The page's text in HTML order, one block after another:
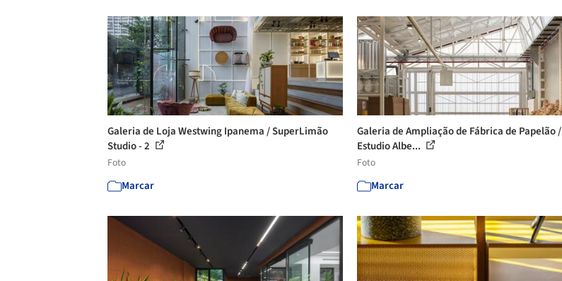
Galeria de Loja Westwing Ipanema / SuperLimão
Studio - 2
Foto
Marcar
Galeria de Ampliação de Fábrica de Papelão /
Estudio Albe...
Foto
Marcar